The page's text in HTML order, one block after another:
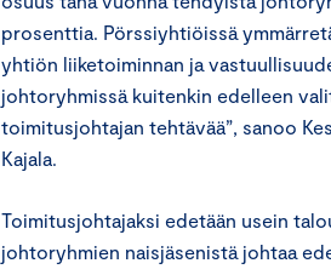
prosenttia. Pörssiyhtiöissä
yhtiön liiketoiminnan ja
johtoryhmissä kuitenkin edelleen
toimitusjohtajan tehtävää”, sanoo
Kajala.
Toimitusjohtajaksi edetään usein
johtoryhmien naisjäsenistä johtaa